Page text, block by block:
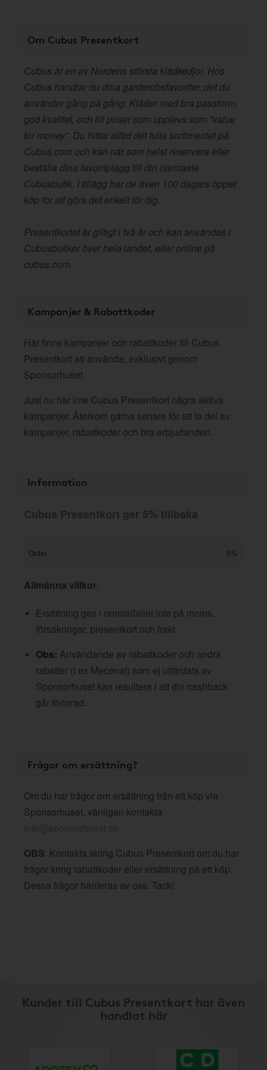
Om Cubus Presentkort
Cubus är en av Nordens största klädkedjor. Hos
Cubus handlar du dina garderobsfavoriter, det du
använder gång på gång. Kläder med bra passform,
god kvalitet, och till priser som upplevs som ”value
for money”. Du hittar alltid det fulla sortimentet på
Cubus.com och kan när som helst reservera eller
beställa dina favoritplagg till din närmaste
Cubusbutik. I tillägg har de även 100 dagars öppet
köp för att göra det enkelt för dig.
Presentkortet är giltigt i två år och kan användas i
Cubusbutiker över hela landet, eller online på
cubus.com.
Kampanjer & Rabattkoder
Här finns kampanjer och rabattkoder till Cubus
Presentkort att använda, exklusivt genom
Sponsorhuset.
Just nu har inte Cubus Presentkort några aktiva
kampanjer. Återkom gärna senare för att ta del av
kampanjer, rabattkoder och bra erbjudanden.
Information
Cubus Presentkort ger 5% tillbaka
Order 5%
Allmänna villkor:
Ersättning ges i normalfallet inte på moms,
försäkringar, presentkort och frakt.
Obs: Användande av rabattkoder och andra
rabatter (t ex Mecenat) som ej utfärdats av
Sponsorhuset kan resultera i att din cashback
går förlorad.
Frågor om ersättning?
Om du har frågor om ersättning från ett köp via
Sponsorhuset, vänligen kontakta
info@sponsorhuset.se
OBS: Kontakta aldrig Cubus Presentkort om du har
frågor kring rabattkoder eller ersättning på ett köp.
Dessa frågor hanteras av oss. Tack!
Kunder till Cubus Presentkort har även
handlat här